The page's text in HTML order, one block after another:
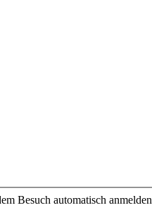
Besuch automatisch anmelden